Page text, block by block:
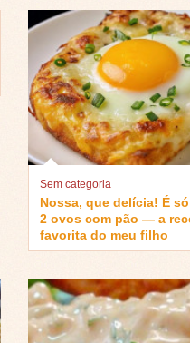
Sem categoria
Nossa, que delícia! É
2 ovos com pão — a
favorita do meu filho